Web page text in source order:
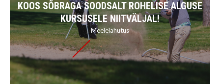
KOOS SÕBRAGA SOODSALT ROHELISE ALGUSE
KURSUSELE NIITVÄLJAL!
Meelelahutus